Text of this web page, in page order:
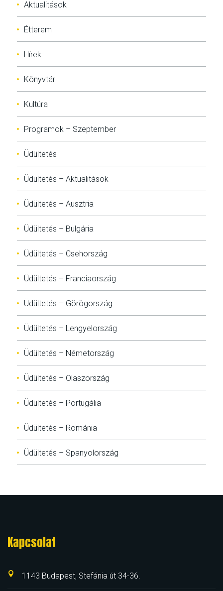
Aktualitások
Étterem
Hírek
Könyvtár
Kultúra
Programok – Szeptember
Üdültetés
Üdültetés – Aktualitások
Üdültetés – Ausztria
Üdültetés – Bulgária
Üdültetés – Csehország
Üdültetés – Franciaország
Üdültetés – Görögország
Üdültetés – Lengyelország
Üdültetés – Németország
Üdültetés – Olaszország
Üdültetés – Portugália
Üdültetés – Románia
Üdültetés – Spanyolország
Kapcsolat
1143 Budapest, Stefánia út 34-36.